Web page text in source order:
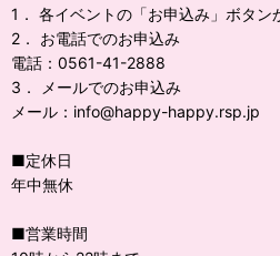
1． 各イベントの「お申込み」ボタン
2． お電話でのお申込み
電話：0561-41-2888
3． メールでのお申込み
メール：info@happy-happy.rsp.jp
■定休日
年中無休
■営業時間